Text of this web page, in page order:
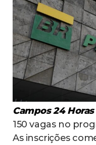
Campos 24 Horas
150 vagas no
As inscrições